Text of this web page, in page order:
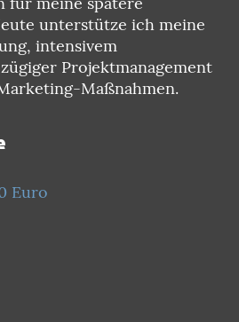
unterstütze ich meine
intensivem
Projektmanagement
Maßnahmen.
Euro